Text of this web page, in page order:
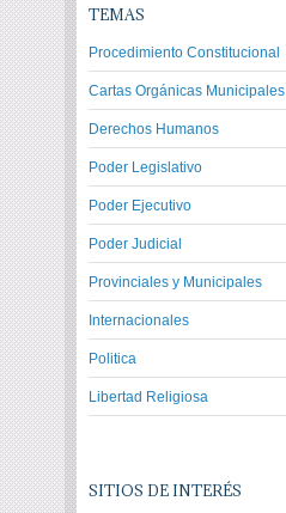
TEMAS
Procedimiento Constitucional
Cartas Orgánicas Municipales
Derechos Humanos
Poder Legislativo
Poder Ejecutivo
Poder Judicial
Provinciales y Municipales
Internacionales
Politica
Libertad Religiosa
SITIOS DE INTERÉS